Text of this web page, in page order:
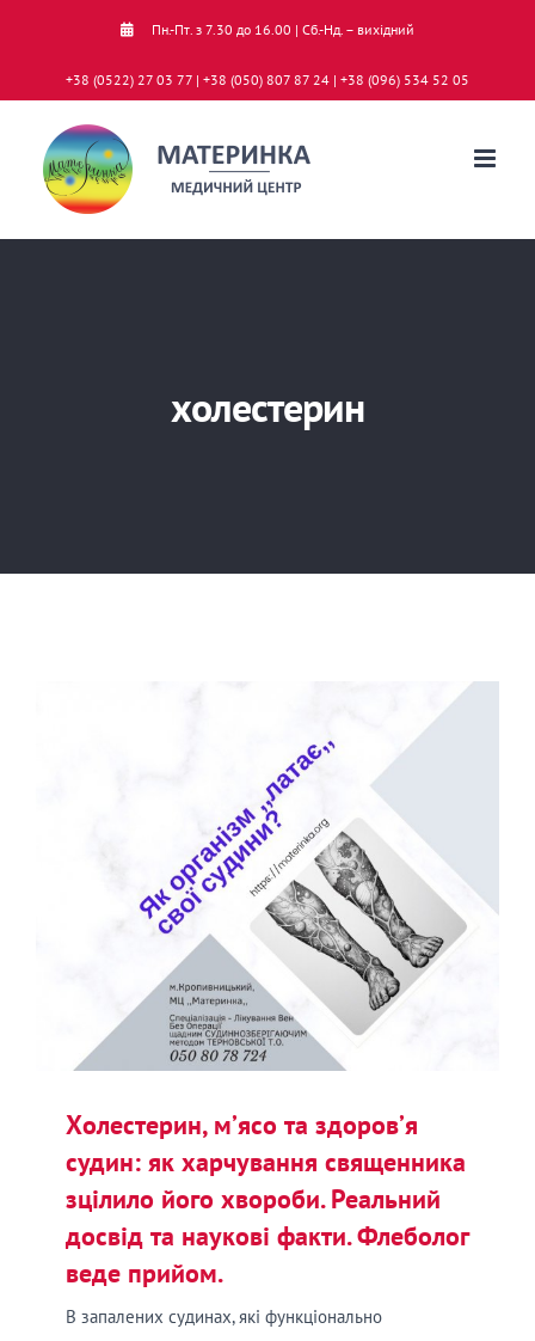
Пн.-Пт. з 7.30 до 16.00 | Сб.-Нд. – вихідний
+38 (0522) 27 03 77 | +38 (050) 807 87 24 | +38 (096) 534 52 05
холестерин
Холестерин, м’ясо та здоров’я
судин: як харчування священника
зцілило його хвороби. Реальний
досвід та наукові факти. Флеболог
веде прийом.
В запалених судинах, які функціонально